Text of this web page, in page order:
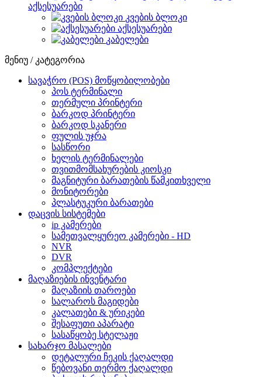
აქსესუარები
კვების ბლოკი
აქსესუარები
კაბელები
მენიუ / კატეგორია
სავაჭრო (POS) მოწყობილობები
პოს ტერმინალი
თერმული პრინტერი
ბარკოდ პრინტერი
ბარკოდ სკანერი
ფულის უჯრა
სასწორი
ხელის ტერმინალები
თვითმომსახურების კიოსკი
მაგნიტური ბარათების წამკითხველი
მონიტორები
პლასტუკური ბარათები
დაცვის სისტემები
ip კამერები
სამეთვალყურეო კამერები - HD
NVR
DVR
კომპლექტები
მაღაზიების ინვენტარი
მაღაზიის თაროები
სალაროს მაგიდები
კალათები & ურიკები
შესაფუთი აპარატი
სასაწყობე სტელაჟი
სახარჯო მასალები
დეტალური ჩეკის ქაღალდი
წებოვანი თერმო ქაღალდი